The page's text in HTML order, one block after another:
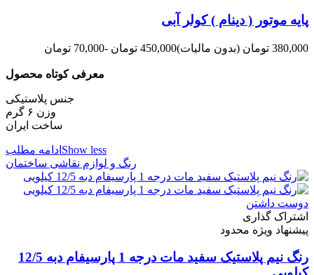
پایه موتور ( دینام ) کولر آبی
380,000 تومان (بدون مالیات)450,000 تومان -70,000 تومان
معرفی کوتاه محصول
جنس پلاستیکی
وزن ۶ گرم
ساخت ایران
ادامه مطلب Show less
رنگ و لوازم نقاشی ساختمان
دوست داشتن
اشتراک گذاری
پیشنهاد ویژه محدود
رنگ نیم پلاستیک سفید مات درجه 1 پارسیفام دبه 12/5